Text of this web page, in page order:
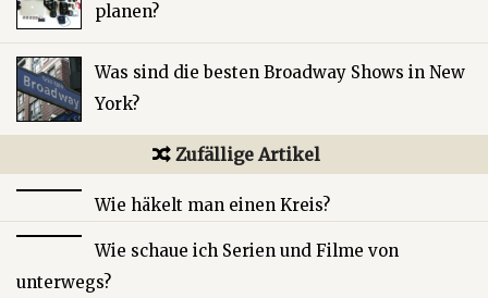
planen?
Was sind die besten Broadway Shows in New
York?
Zufällige Artikel
Wie häkelt man einen Kreis?
Wie schaue ich Serien und Filme von
unterwegs?